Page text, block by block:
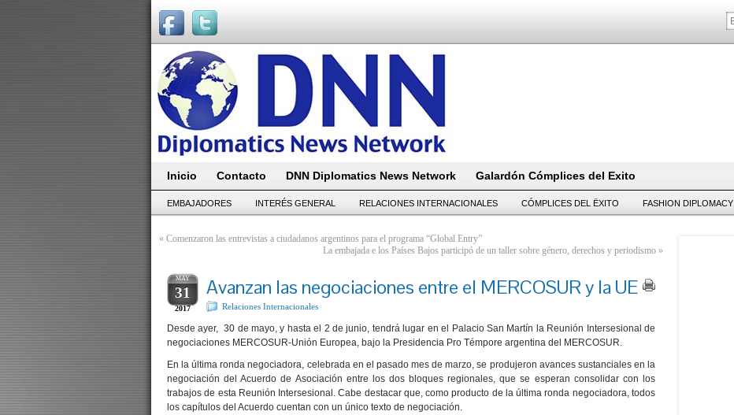
Inicio Contacto DNN Diplomatics News Network Galardón Cómplices del Exito
EMBAJADORES INTERÉS GENERAL RELACIONES INTERNACIONALES CÓMPLICES DEL ËXITO FASHION DIPLOMACY
« Comenzaron las entrevistas a ciudadanos argentinos para el programa “Global Entry”
La embajada e los Países Bajos participó de un taller sobre género, derechos y periodismo »
MAY
31
2017
Avanzan las negociaciones entre el MERCOSUR y la UE
Relaciones Internacionales
Desde ayer, 30 de mayo, y hasta el 2 de junio, tendrá lugar en el Palacio San Martín la Reunión Intersesional de
negociaciones MERCOSUR-Unión Europea, bajo la Presidencia Pro Témpore argentina del MERCOSUR.
En la última ronda negociadora, celebrada en el pasado mes de marzo, se produjeron avances sustanciales en la
negociación del Acuerdo de Asociación entre los dos bloques regionales, que se esperan consolidar con los
trabajos de esta Reunión Intersesional. Cabe destacar que, como producto de la última ronda negociadora, todos
los capítulos del Acuerdo cuentan con un único texto de negociación.